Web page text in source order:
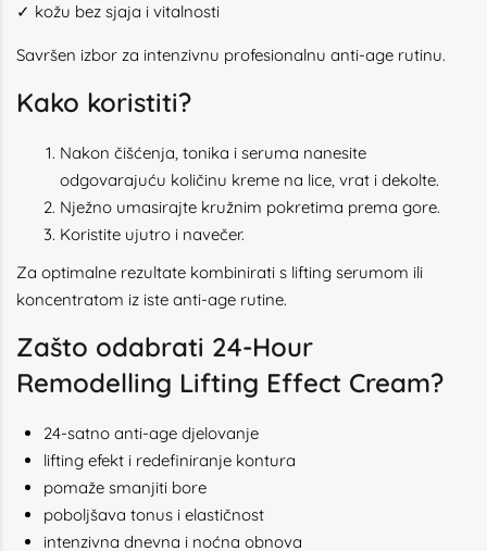
✓ kožu bez sjaja i vitalnosti
Savršen izbor za intenzivnu profesionalnu anti-age rutinu.
Kako koristiti?
Nakon čišćenja, tonika i seruma nanesite
odgovarajuću količinu kreme na lice, vrat i dekolte.
Nježno umasirajte kružnim pokretima prema gore.
Koristite ujutro i navečer.
Za optimalne rezultate kombinirati s lifting serumom ili
koncentratom iz iste anti-age rutine.
Zašto odabrati 24-Hour
Remodelling Lifting Effect Cream?
24-satno anti-age djelovanje
lifting efekt i redefiniranje kontura
pomaže smanjiti bore
poboljšava tonus i elastičnost
intenzivna dnevna i noćna obnova